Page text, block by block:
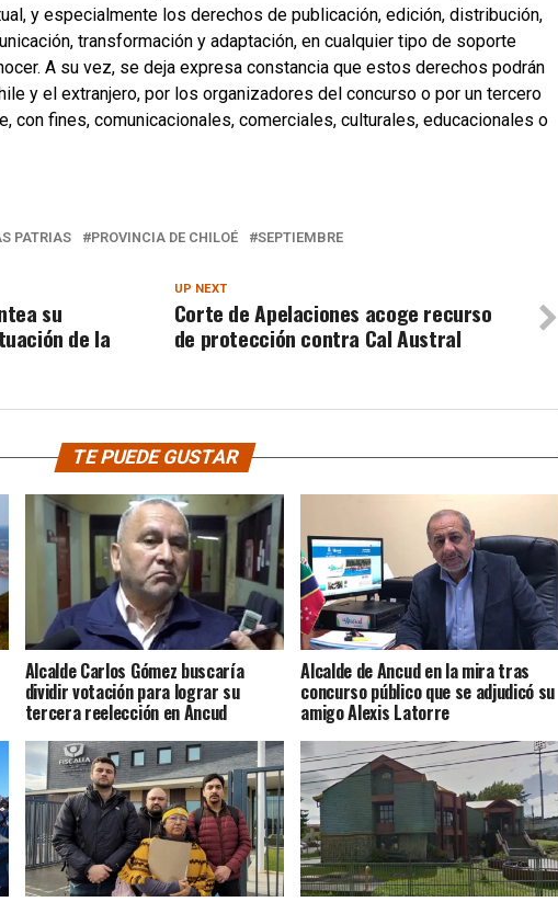
y especialmente los derechos de publicación, edición, distribución,
transformación y adaptación, en cualquier tipo de soporte
A su vez, se deja expresa constancia que estos derechos podrán
y el extranjero, por los organizadores del concurso o por un tercero
con fines, comunicacionales, comerciales, culturales, educacionales o
PATRIAS PROVINCIA DE CHILOÉ SEPTIEMBRE
UP NEXT
Corte de Apelaciones acoge recurso
de protección contra Cal Austral
su
de la
TE PUEDE GUSTAR
Alcalde Carlos Gómez buscaría
dividir votación para lograr su
tercera reelección en Ancud
Alcalde de Ancud en la mira tras
concurso público que se adjudicó su
amigo Alexis Latorre